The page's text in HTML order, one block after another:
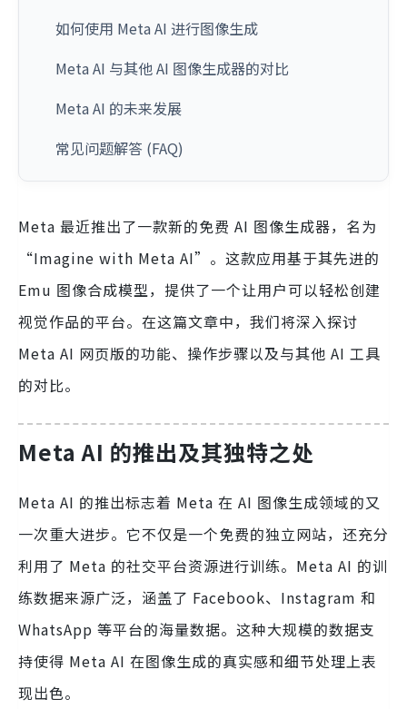
如何使用 Meta AI 进行图像生成
Meta AI 与其他 AI 图像生成器的对比
Meta AI 的未来发展
常见问题解答 (FAQ)
Meta 最近推出了一款新的免费 AI 图像生成器，名为
“Imagine with Meta AI”。这款应用基于其先进的
Emu 图像合成模型，提供了一个让用户可以轻松创建
视觉作品的平台。在这篇文章中，我们将深入探讨
Meta AI 网页版的功能、操作步骤以及与其他 AI 工具
的对比。
Meta AI 的推出及其独特之处
Meta AI 的推出标志着 Meta 在 AI 图像生成领域的又
一次重大进步。它不仅是一个免费的独立网站，还充分
利用了 Meta 的社交平台资源进行训练。Meta AI 的训
练数据来源广泛，涵盖了 Facebook、Instagram 和
WhatsApp 等平台的海量数据。这种大规模的数据支
持使得 Meta AI 在图像生成的真实感和细节处理上表
现出色。